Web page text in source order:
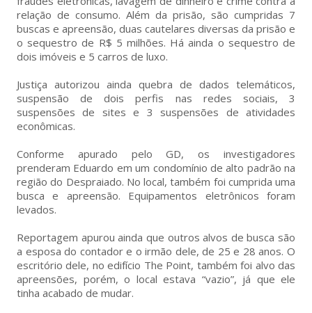
relação de consumo. Além da prisão, são cumpridas 7
buscas e apreensão, duas cautelares diversas da prisão e
o sequestro de R$ 5 milhões. Há ainda o sequestro de
dois imóveis e 5 carros de luxo.
Justiça autorizou ainda quebra de dados telemáticos,
suspensão de dois perfis nas redes sociais, 3
suspensões de sites e 3 suspensões de atividades
econômicas.
Conforme apurado pelo GD, os investigadores
prenderam Eduardo em um condomínio de alto padrão na
região do Despraiado. No local, também foi cumprida uma
busca e apreensão. Equipamentos eletrônicos foram
levados.
Reportagem apurou ainda que outros alvos de busca são
a esposa do contador e o irmão dele, de 25 e 28 anos. O
escritório dele, no edifício The Point, também foi alvo das
apreensões, porém, o local estava “vazio”, já que ele
tinha acabado de mudar.